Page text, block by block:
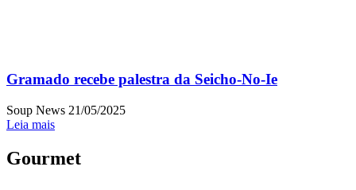
Gramado recebe palestra da Seicho-No-Ie
Soup News 21/05/2025
Leia mais
Gourmet